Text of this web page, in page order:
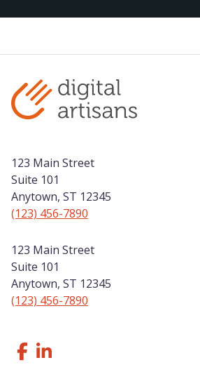
123 Main Street
Suite 101
Anytown, ST 12345
(123) 456-7890
123 Main Street
Suite 101
Anytown, ST 12345
(123) 456-7890
Follow Us Facebook
Like us on LinkedIn